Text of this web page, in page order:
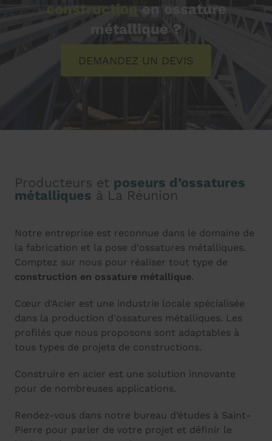
construction en ossature
métallique ?
DEMANDEZ UN DEVIS
Producteurs et poseurs d’ossatures
métalliques à La Réunion
Notre entreprise est reconnue dans le domaine de
la fabrication et la pose d'ossatures métalliques.
Comptez sur nous pour réaliser tout type de
construction en ossature métallique.
Cœur d'Acier est une industrie locale spécialisée
dans la production d'ossatures métalliques. Les
profilés que nous proposons sont adaptables à
tous types de projets de constructions.
Construire en acier est une solution innovante
pour de nombreuses applications.
Rendez-vous dans notre bureau d’études à Saint-
Pierre pour parler de votre projet et définir le